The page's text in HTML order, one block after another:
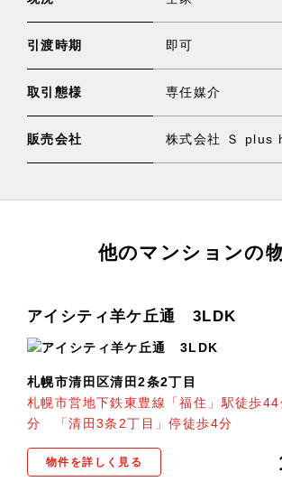
引渡時期 即可
取引態様 専任媒介
販売会社 株式会社 Ｓ plus
他のマンションの
アイシティ羊ケ丘通 3LDK
札幌市清田区清田2条2丁目
札幌市営地下鉄東豊線「福住」駅徒歩
分 「清田3条2丁目」停徒歩4分
物件を詳しく見る